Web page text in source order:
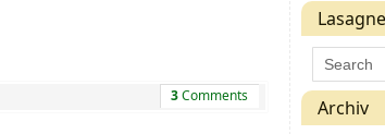
3Comments
Archiv